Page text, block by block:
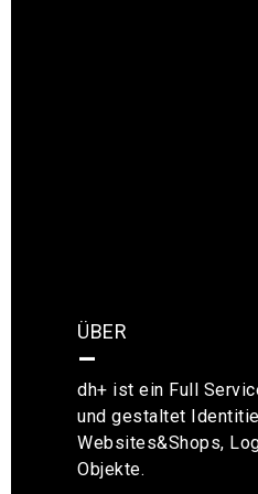
ÜBER
–
dh+ ist ein Full
und gestaltet
Websites&Shops,
Objekte.